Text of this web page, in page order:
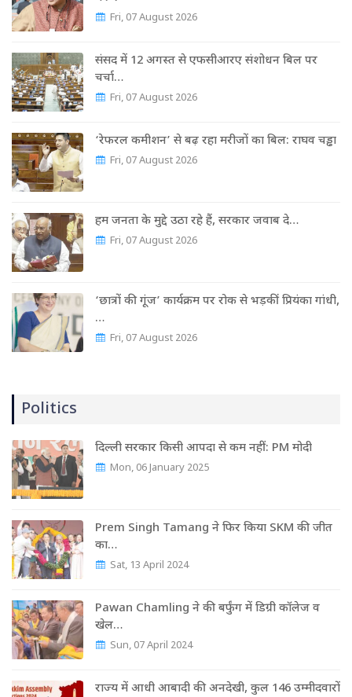
Fri, 07 August 2026
संसद में 12 अगस्त से एफसीआरए संशोधन बिल पर
चर्चा…
Fri, 07 August 2026
‘रेफरल कमीशन’ से बढ़ रहा मरीजों का बिल: राघव चड्ढा
Fri, 07 August 2026
हम जनता के मुद्दे उठा रहे हैं, सरकार जवाब दे…
Fri, 07 August 2026
‘छात्रों की गूंज’ कार्यक्रम पर रोक से भड़कीं प्रियंका गांधी,
…
Fri, 07 August 2026
Politics
दिल्ली सरकार किसी आपदा से कम नहीं: PM मोदी
Mon, 06 January 2025
Prem Singh Tamang ने फिर किया SKM की जीत
का…
Sat, 13 April 2024
Pawan Chamling ने की बर्फुंग में डिग्री कॉलेज व
खेल…
Sun, 07 April 2024
राज्‍य में आधी आबादी की अनदेखी, कुल 146 उम्‍मीदवारों